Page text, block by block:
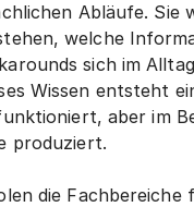
Abläufe. Sie
welche
sich im
Wissen entsteht
aber im
produziert.
die Fachbereiche